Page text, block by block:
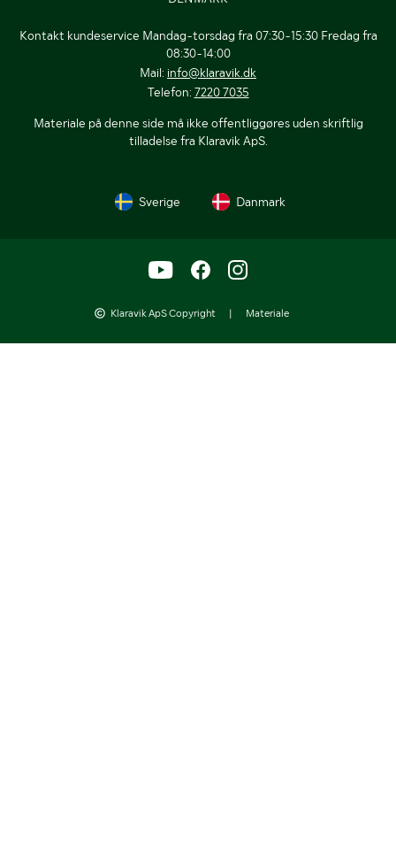
Kontakt kundeservice Mandag-torsdag fra 07:30-15:30 Fredag fra
08:30-14:00
Mail: info@klaravik.dk
Telefon: 7220 7035
Materiale på denne side må ikke offentliggøres uden skriftlig
tilladelse fra Klaravik ApS.
Sverige Danmark
Klaravik ApS Copyright | Materiale